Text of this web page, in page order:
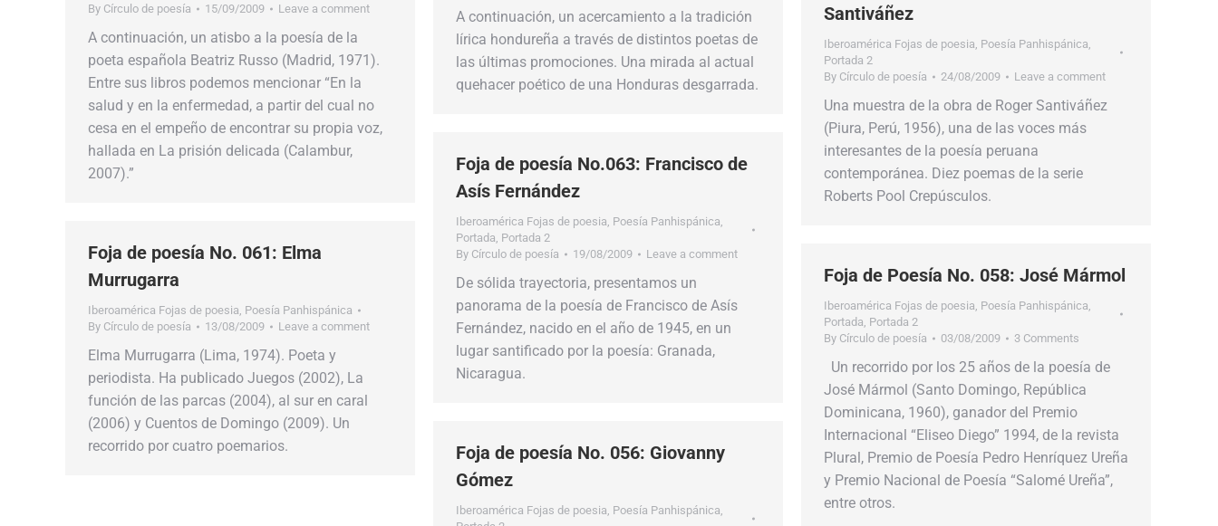
By Círculo de poesía 15/09/2009 Leave a comment
A continuación, un atisbo a la poesía de la
poeta española Beatriz Russo (Madrid, 1971).
Entre sus libros podemos mencionar “En la
salud y en la enfermedad, a partir del cual no
cesa en el empeño de encontrar su propia voz,
hallada en La prisión delicada (Calambur,
2007).”
A continuación, un acercamiento a la tradición
lírica hondureña a través de distintos poetas de
las últimas promociones. Una mirada al actual
quehacer poético de una Honduras desgarrada.
Santiváñez
Iberoamérica Fojas de poesia, Poesía Panhispánica,
Portada 2
By Círculo de poesía 24/08/2009 Leave a comment
Una muestra de la obra de Roger Santiváñez
(Piura, Perú, 1956), una de las voces más
interesantes de la poesía peruana
contemporánea. Diez poemas de la serie
Roberts Pool Crepúsculos.
Foja de poesía No.063: Francisco de
Asís Fernández
Iberoamérica Fojas de poesia, Poesía Panhispánica,
Portada, Portada 2
By Círculo de poesía 19/08/2009 Leave a comment
De sólida trayectoria, presentamos un
panorama de la poesía de Francisco de Asís
Fernández, nacido en el año de 1945, en un
lugar santificado por la poesía: Granada,
Nicaragua.
Foja de poesía No. 061: Elma
Murrugarra
Iberoamérica Fojas de poesia, Poesía Panhispánica
By Círculo de poesía 13/08/2009 Leave a comment
Elma Murrugarra (Lima, 1974). Poeta y
periodista. Ha publicado Juegos (2002), La
función de las parcas (2004), al sur en caral
(2006) y Cuentos de Domingo (2009). Un
recorrido por cuatro poemarios.
Foja de Poesía No. 058: José Mármol
Iberoamérica Fojas de poesia, Poesía Panhispánica,
Portada, Portada 2
By Círculo de poesía 03/08/2009 3 Comments
Un recorrido por los 25 años de la poesía de
José Mármol (Santo Domingo, República
Dominicana, 1960), ganador del Premio
Internacional “Eliseo Diego” 1994, de la revista
Plural, Premio de Poesía Pedro Henríquez Ureña
y Premio Nacional de Poesía “Salomé Ureña”,
entre otros.
Foja de poesía No. 056: Giovanny
Gómez
Iberoamérica Fojas de poesia, Poesía Panhispánica,